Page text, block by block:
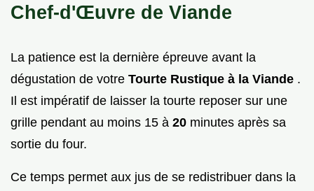
Chef-d'Œuvre de Viande
La patience est la dernière épreuve avant la
dégustation de votre Tourte Rustique à la Viande .
Il est impératif de laisser la tourte reposer sur une
grille pendant au moins 15 à 20 minutes après sa
sortie du four.
Ce temps permet aux jus de se redistribuer dans la